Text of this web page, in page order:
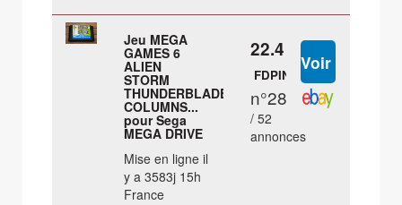
Jeu MEGA
GAMES 6
ALIEN
STORM
THUNDERBLADE
COLUMNS...
pour Sega
MEGA DRIVE
Mise en ligne il
y a 3583j 15h
France
22.4 €
FDPIN
n°28
/ 52
annonces